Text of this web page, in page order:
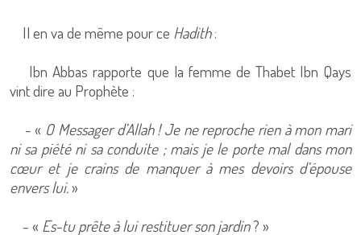
Il en va de même pour ce Hadith:
Ibn Abbas rapporte que la femme de Thabet Ibn Qays
vint dire au Prophète :
- « O Messager d’Allah ! Je ne reproche rien à mon mari
ni sa piété ni sa conduite ; mais je le porte mal dans mon
cœur et je crains de manquer à mes devoirs d’épouse
envers lui.»
- « Es-tu prête à lui restituer son jardin? »